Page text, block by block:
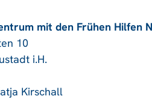
mit den Frühen Hilfen
10
i.H.
Kirschall